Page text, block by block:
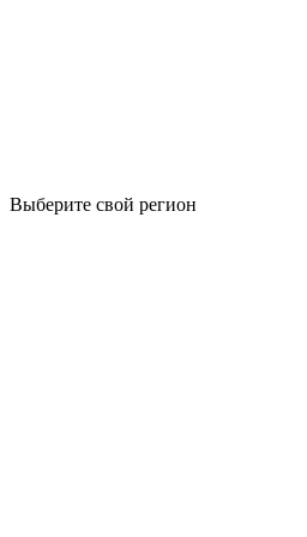
Выберите свой регион